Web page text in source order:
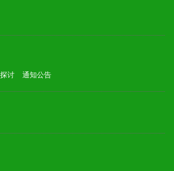
讨 通知公告